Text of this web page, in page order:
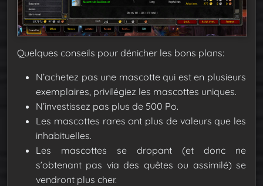
Quelques conseils pour dénicher les bons plans:
N’achetez pas une mascotte qui est en plusieurs
exemplaires, privilégiez les mascottes uniques.
N’investissez pas plus de 500 Po.
Les mascottes rares ont plus de valeurs que les
inhabituelles.
Les mascottes se dropant (et donc ne
s’obtenant pas via des quêtes ou assimilé) se
vendront plus cher.